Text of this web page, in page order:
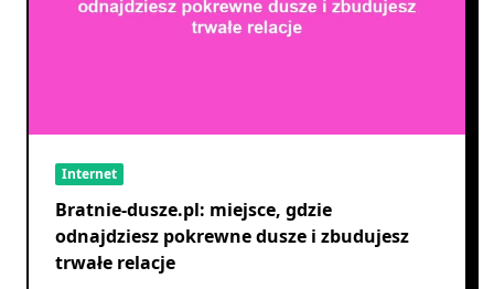
Internet
Bratnie-dusze.pl: miejsce, gdzie
odnajdziesz pokrewne dusze i zbudujesz
trwałe relacje